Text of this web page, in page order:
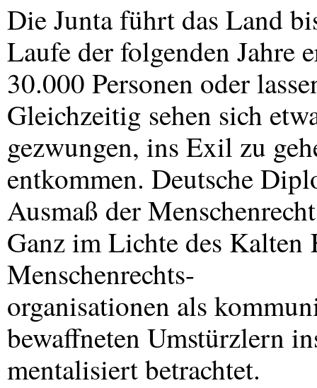
Die Junta führt das Land
Laufe der folgenden Jahre
30.000 Personen oder
Gleichzeitig sehen sich
gezwungen, ins Exil zu
entkommen. Deutsche
Ausmaß der
Ganz im Lichte des Kalten
Menschenrechts-
organisationen als
bewaffneten Umstürzlern
mentalisiert betrachtet.